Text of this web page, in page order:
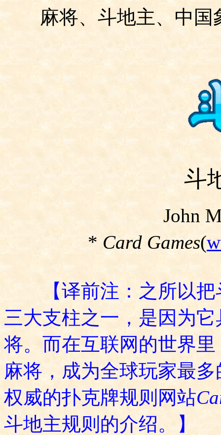
麻将、斗地主、中
斗
John
*Card Games(
【译前注：之所以把
三大支柱之一，是因为
将。而在互联网的世界
麻将，成为全球玩家最
权威的扑克牌规则网站
斗地主规则的介绍。】